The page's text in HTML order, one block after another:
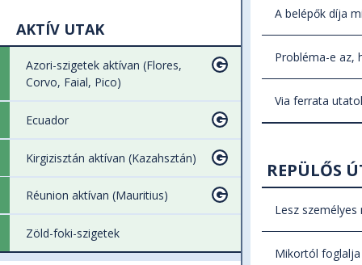
AKTÍV UTAK
Azori-szigetek aktívan (Flores,
Corvo, Faial, Pico)
Ecuador
Kirgizisztán aktívan (Kazahsztán)
Réunion aktívan (Mauritius)
Zöld-foki-szigetek
fizetni, a
lemondás
számától
Az utazás
90 és 61
30 napon
a.
A kár
hogy ha pl.
A belépők díja
A
szeretne-e
Probléma-e az,
Ilyen
Via ferrata
utolsó túrán
Amit
REPÜLŐS
Lesz
Repülős
Mikortól